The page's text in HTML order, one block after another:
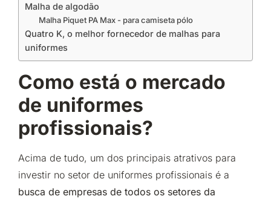
Malha de algodão
Malha Piquet PA Max - para camiseta pólo
Quatro K, o melhor fornecedor de malhas para
uniformes
Como está o mercado
de uniformes
profissionais?
Acima de tudo, um dos principais atrativos para
investir no setor de uniformes profissionais é a
busca de empresas de todos os setores da